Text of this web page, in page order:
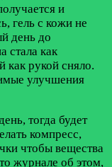
и
гель с кожи не
день до
стала как
как рукой сняло.
улучшения
тогда будет
компресс,
чтобы вещества
журнале об этом,